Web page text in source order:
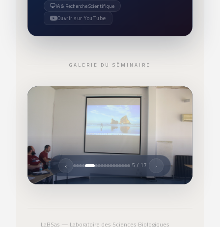
IA & Recherche Scientifique
Ouvrir sur YouTube
GALERIE DU SÉMINAIRE
‹ 5 / 17 ›
LaBSas — Laboratoire des Sciences Biologiques